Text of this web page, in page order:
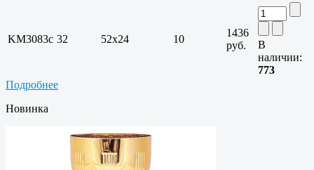
KM3083c 32 52х24 10
1436
руб.
В
наличии:
773
Подробнее
Новинка